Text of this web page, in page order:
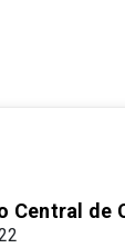
Central de